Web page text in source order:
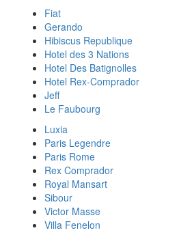
Fiat
Gerando
Hibiscus Republique
Hotel des 3 Nations
Hotel Des Batignolles
Hotel Rex-Comprador
Jeff
Le Faubourg
Luxia
Paris Legendre
Paris Rome
Rex Comprador
Royal Mansart
Sibour
Victor Masse
Villa Fenelon